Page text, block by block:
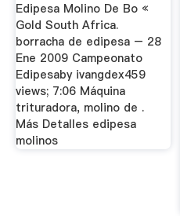
Edipesa Molino De Bo «
Gold South Africa.
borracha de edipesa – 28
Ene 2009 Campeonato
Edipesaby ivangdex459
views; 7:06 Máquina
trituradora, molino de .
Más Detalles edipesa
molinos